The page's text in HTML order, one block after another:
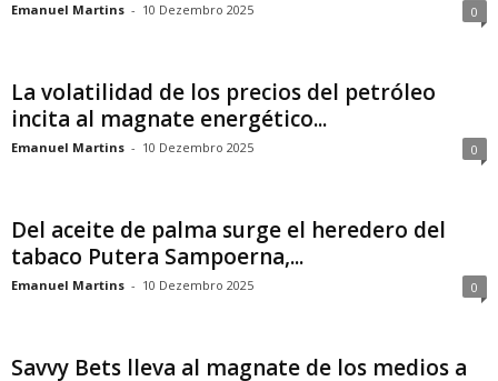
Emanuel Martins - 10 Dezembro 2025 0
La volatilidad de los precios del petróleo
incita al magnate energético...
Emanuel Martins - 10 Dezembro 2025 0
Del aceite de palma surge el heredero del
tabaco Putera Sampoerna,...
Emanuel Martins - 10 Dezembro 2025 0
Savvy Bets lleva al magnate de los medios a